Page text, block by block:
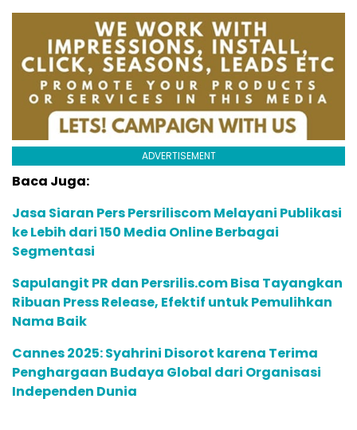
ADVERTISEMENT
Baca Juga:
Jasa Siaran Pers Persriliscom Melayani Publikasi
ke Lebih dari 150 Media Online Berbagai
Segmentasi
Sapulangit PR dan Persrilis.com Bisa Tayangkan
Ribuan Press Release, Efektif untuk Pemulihkan
Nama Baik
Cannes 2025: Syahrini Disorot karena Terima
Penghargaan Budaya Global dari Organisasi
Independen Dunia